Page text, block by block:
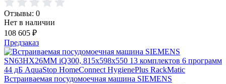
Отзывы: 0
Нет в наличии
108 605 ₽
Предзаказ
Встраиваемая посудомоечная машина SIEMENS